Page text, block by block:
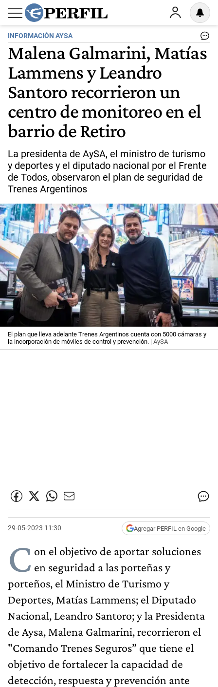
INFORMACIÓN AYSA
Malena Galmarini, Matías
Lammens y Leandro
Santoro recorrieron un
centro de monitoreo en el
barrio de Retiro
La presidenta de AySA, el ministro de turismo
y deportes y el diputado nacional por el Frente
de Todos, observaron el plan de seguridad de
Trenes Argentinos
El plan que lleva adelante Trenes Argentinos cuenta con 5000 cámaras y
la incorporación de móviles de control y prevención. | AySA
29-05-2023 11:30 Agregar PERFIL en Google
C on el objetivo de aportar soluciones
en seguridad a las porteñas y
porteños, el Ministro de Turismo y
Deportes, Matías Lammens; el Diputado
Nacional, Leandro Santoro; y la Presidenta
de Aysa, Malena Galmarini, recorrieron el
"Comando Trenes Seguros” que tiene el
objetivo de fortalecer la capacidad de
detección, respuesta y prevención ante